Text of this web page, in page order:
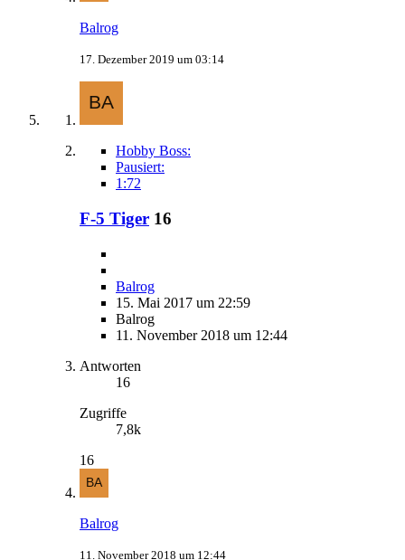
Balrog
17. Dezember 2019 um 03:14
Hobby Boss:
Pausiert:
1:72
F-5 Tiger 16
Balrog
15. Mai 2017 um 22:59
Balrog
11. November 2018 um 12:44
Antworten
16
Zugriffe
7,8k
16
Balrog
11. November 2018 um 12:44